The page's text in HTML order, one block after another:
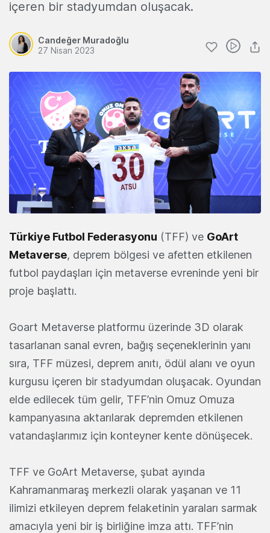
içeren bir stadyumdan oluşacak.
Candeğer Muradoğlu
27 Nisan 2023
Türkiye Futbol Federasyonu (TFF) ve GoArt
Metaverse, deprem bölgesi ve afetten etkilenen
futbol paydaşları için metaverse evreninde yeni bir
proje başlattı.
Goart Metaverse platformu üzerinde 3D olarak
tasarlanan sanal evren, bağış seçeneklerinin yanı
sıra, TFF müzesi, deprem anıtı, ödül alanı ve oyun
kurgusu içeren bir stadyumdan oluşacak. Oyundan
elde edilecek tüm gelir, TFF’nin Omuz Omuza
kampanyasına aktarılarak depremden etkilenen
vatandaşlarımız için konteyner kente dönüşecek.
TFF ve GoArt Metaverse, şubat ayında
Kahramanmaraş merkezli olarak yaşanan ve 11
ilimizi etkileyen deprem felaketinin yaraları sarmak
amacıyla yeni bir iş birliğine imza attı. TFF’nin